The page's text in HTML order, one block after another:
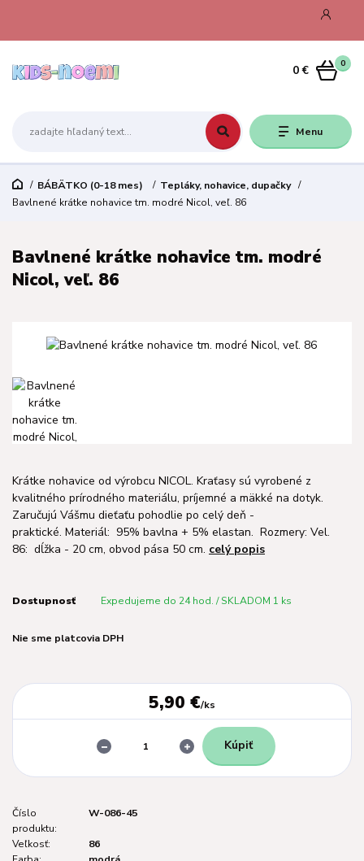
Menu
0
0 €
BÁBÄTKO (0-18 mes)
Tepláky, nohavice, dupačky
Bavlnené krátke nohavice tm. modré Nicol, veľ. 86
Bavlnené krátke nohavice tm. modré
Nicol, veľ. 86
Krátke nohavice od výrobcu NICOL. Kraťasy sú vyrobené z
kvalitného prírodného materiálu, príjemné a mäkké na dotyk.
Zaručujú Vášmu dieťaťu pohodlie po celý deň -
praktické. Materiál: 95% bavlna + 5% elastan. Rozmery: Vel.
86: dĺžka - 20 cm, obvod pása 50 cm. celý popis
Dostupnosť Expedujeme do 24 hod. / SKLADOM 1 ks
Nie sme platcovia DPH
5,90 €/ks
Kúpiť
Číslo
produktu:
W-086-45
Veľkosť:
86